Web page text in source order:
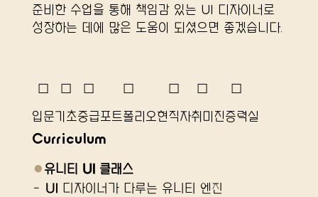
준비한 수업을 통해 책임감 있는 UI 디자이너로
성장하는 데에 많은 도움이 되셨으면 좋겠습니다.
☐
입문
☐
기초
☐
중급
☐
포트폴리오
☐
​현직자
☐
취미
☐
​진증력실
Curriculum
● 유니티 UI 클래스
- UI 디자이너가 다루는 유니티 엔진